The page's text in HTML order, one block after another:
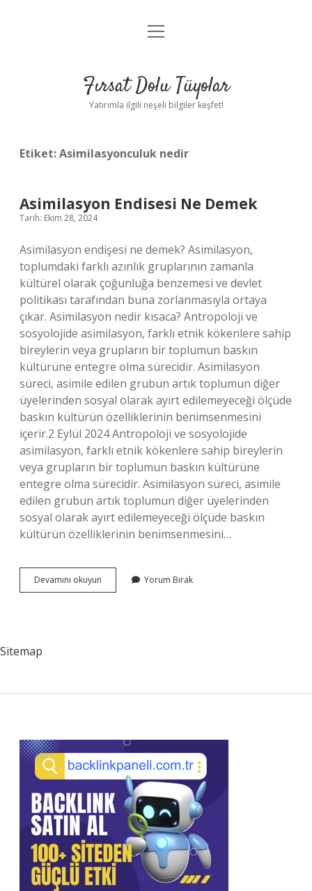
Gizlilik Politikası
Yasal Uyarı
menüyü
Fırsat Dolu Tüyolar
Yatırımla ilgili neşeli bilgiler keşfet!
Etiket:Asimilasyonculuk nedir
Asimilasyon Endisesi Ne Demek
Tarih: Ekim 28, 2024
Asimilasyon endişesi ne demek? Asimilasyon,
toplumdaki farklı azınlık gruplarının zamanla
kültürel olarak çoğunluğa benzemesi ve devlet
politikası tarafından buna zorlanmasıyla ortaya
çıkar. Asimilasyon nedir kısaca? Antropoloji ve
sosyolojide asimilasyon, farklı etnik kökenlere sahip
bireylerin veya grupların bir toplumun baskın
kültürüne entegre olma sürecidir. Asimilasyon
süreci, asimile edilen grubun artık toplumun diğer
üyelerinden sosyal olarak ayırt edilemeyeceği ölçüde
baskın kültürün özelliklerinin benimsenmesini
içerir.2 Eylül 2024 Antropoloji ve sosyolojide
asimilasyon, farklı etnik kökenlere sahip bireylerin
veya grupların bir toplumun baskın kültürüne
entegre olma sürecidir. Asimilasyon süreci, asimile
edilen grubun artık toplumun diğer üyelerinden
sosyal olarak ayırt edilemeyeceği ölçüde baskın
kültürün özelliklerinin benimsenmesini…
Devamını okuyun Asimilasyon
Endisesi
Yorum Bırak
Sitemap
Sidebar